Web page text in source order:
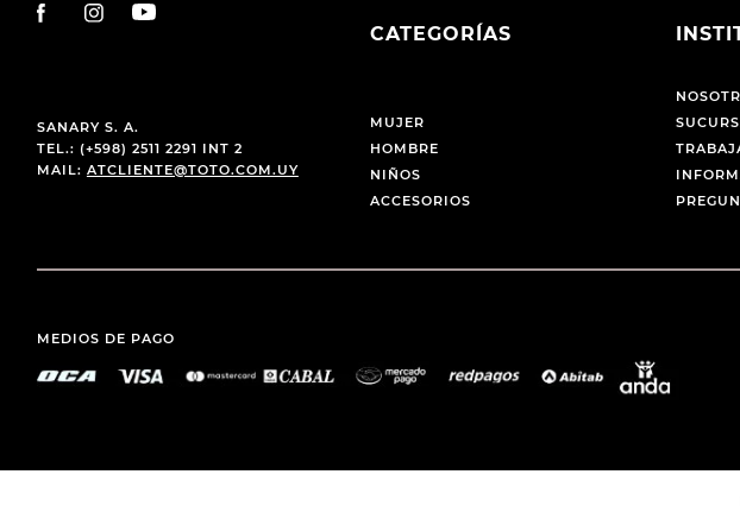
SANARY S. A.
TEL.: (+598) 2511 2291 INT 2
MAIL: ATCLIENTE@TOTO.COM.UY
CATEGORÍAS
MUJER
HOMBRE
NIÑOS
ACCESORIOS
MEDIOS DE PAGO